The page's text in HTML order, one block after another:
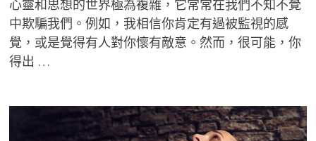
心靈和思想的世界極為複雜，它常常在我們不知不覺
中欺騙我們。例如，我相信你肯定有過被監視的感
覺，或是覺得有人對你懷有敵意。然而，很可能，你
得出 …